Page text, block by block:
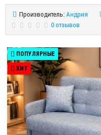
Производитель: Андрия
0 отзывов
ПОПУЛЯРНЫЕ
ХИТ